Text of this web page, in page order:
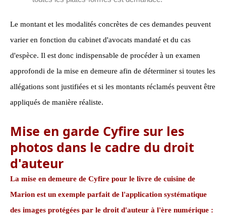
Le montant et les modalités concrètes de ces demandes peuvent
varier en fonction du cabinet d'avocats mandaté et du cas
d'espèce. Il est donc indispensable de procéder à un examen
approfondi de la mise en demeure afin de déterminer si toutes les
allégations sont justifiées et si les montants réclamés peuvent être
appliqués de manière réaliste.
Mise en garde Cyfire sur les
photos dans le cadre du droit
d'auteur
La mise en demeure de Cyfire pour le livre de cuisine de
Marion est un exemple parfait de l'application systématique
des images protégées par le droit d'auteur à l'ère numérique :